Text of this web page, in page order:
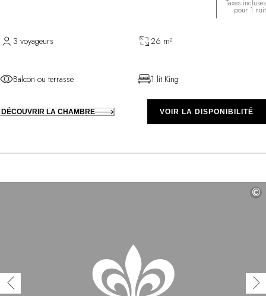
Taxes incluses
pour 1 nuit
3 voyageurs 26 m²
Balcon ou terrasse 1 lit King
DÉCOUVRIR LA CHAMBRE VOIR LA DISPONIBILITÉ
©